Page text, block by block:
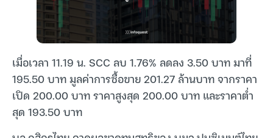
เมื่อเวลา 11.19 น. SCC ลบ 1.76% ลดลง 3.50 บาท มาที่
195.50 บาท มูลค่าการซื้อขาย 201.27 ล้านบาท จากราคา
เปิด 200.00 บาท ราคาสูงสุด 200.00 บาท และราคาต่ำ
สุด 193.50 บาท